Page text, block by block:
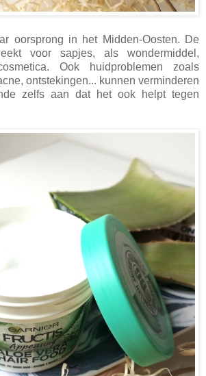
oorsprong in het Midden-Oosten. De
voor sapjes, als wondermiddel,
Ook huidproblemen zoals
ontstekingen... kunnen verminderen
zelfs aan dat het ook helpt tegen